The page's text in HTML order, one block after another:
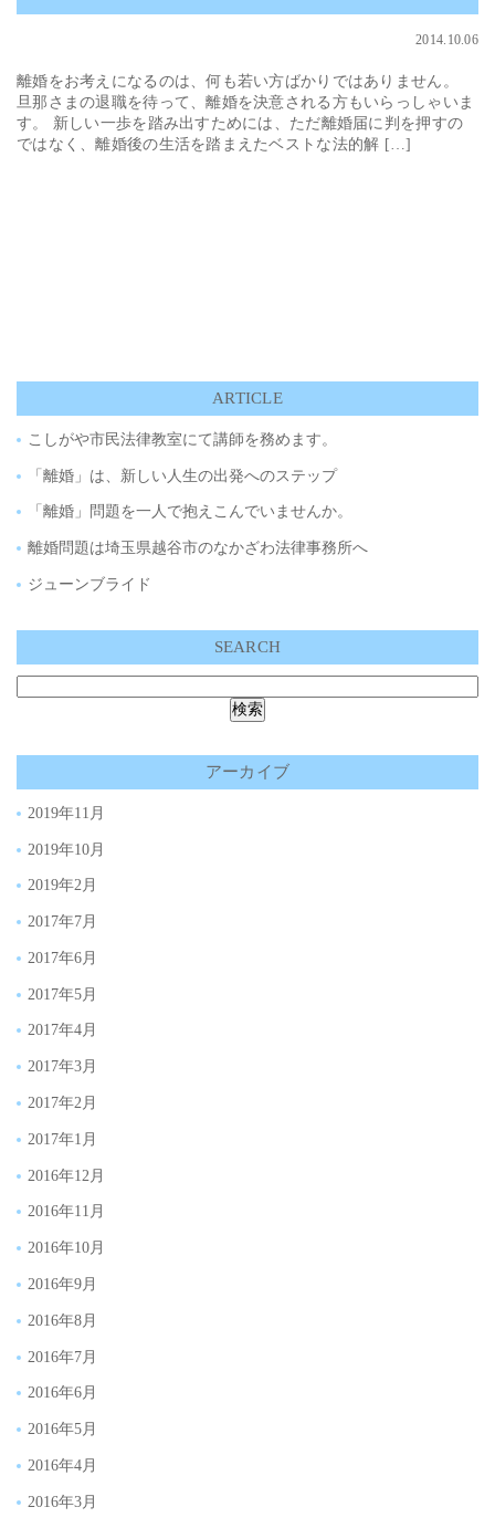
2014.10.06
離婚をお考えになるのは、何も若い方ばかりではありません。
旦那さまの退職を待って、離婚を決意される方もいらっしゃいま
す。 新しい一歩を踏み出すためには、ただ離婚届に判を押すの
ではなく、離婚後の生活を踏まえたベストな法的解 […]
ARTICLE
こしがや市民法律教室にて講師を務めます。
「離婚」は、新しい人生の出発へのステップ
「離婚」問題を一人で抱えこんでいませんか。
離婚問題は埼玉県越谷市のなかざわ法律事務所へ
ジューンブライド
SEARCH
アーカイブ
2019年11月
2019年10月
2019年2月
2017年7月
2017年6月
2017年5月
2017年4月
2017年3月
2017年2月
2017年1月
2016年12月
2016年11月
2016年10月
2016年9月
2016年8月
2016年7月
2016年6月
2016年5月
2016年4月
2016年3月